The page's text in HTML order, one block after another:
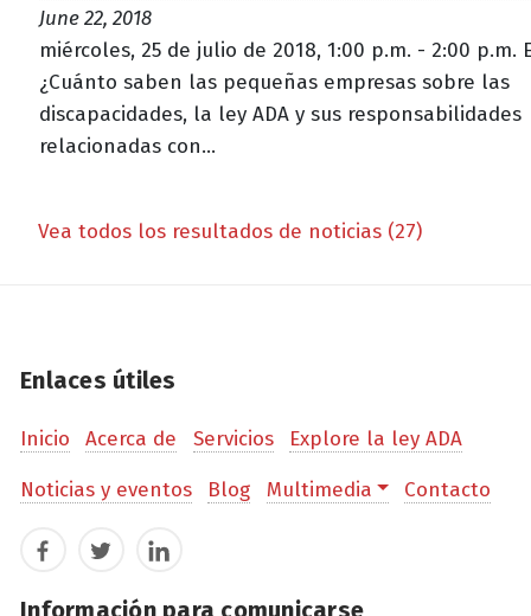
June 22, 2018
miércoles, 25 de julio de 2018, 1:00 p.m. - 2:00 p.m.
¿Cuánto saben las pequeñas empresas sobre las
discapacidades, la ley ADA y sus responsabilidades
relacionadas con...
Vea todos los resultados de noticias (27)
Enlaces útiles
Inicio Acerca de Servicios Explore la ley ADA
Noticias y eventos Blog Multimedia Contacto
FacebookTwitterLinkedIn
Información para comunicarse